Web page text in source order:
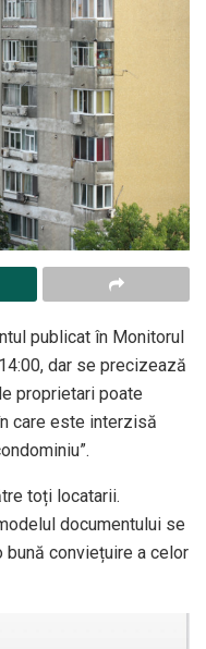
publicat în Monitorul
dar se precizează
proprietari poate
care este interzisă
toți locatarii.
documentului se
conviețuire a celor